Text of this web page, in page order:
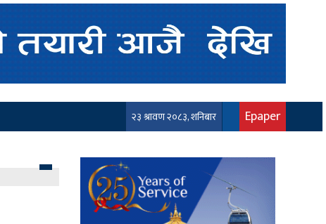
२३ श्रावण २०८३, शनिबार Epaper